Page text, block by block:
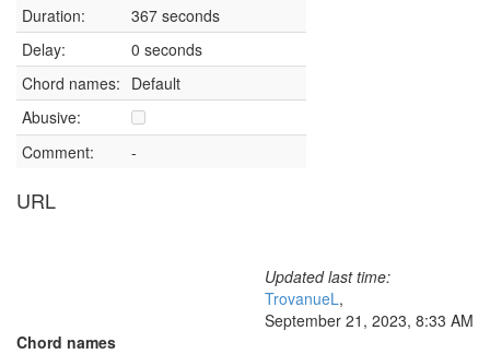
Duration:
367 seconds
Delay:
0 seconds
Chord names: Default
Abusive:
Comment:
-
URL
Updated last time:
TrovanueL,
September 21, 2023, 8:33 AM
Chord names